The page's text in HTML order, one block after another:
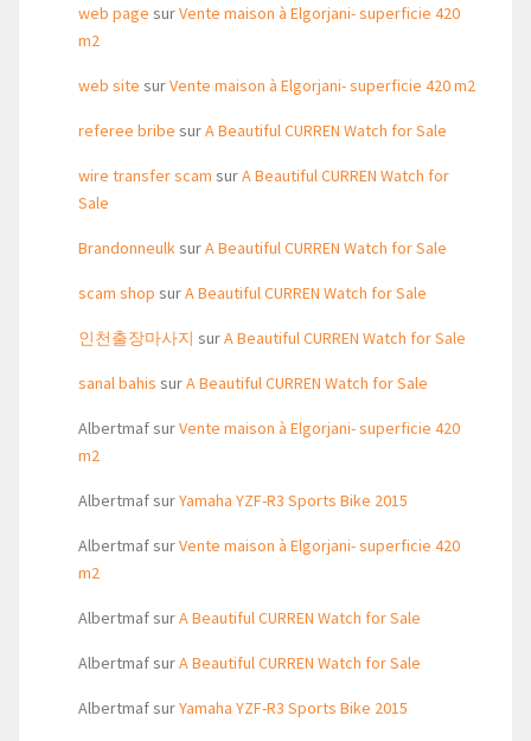
web page surVente maison à Elgorjani- superficie 420
m2
web site surVente maison à Elgorjani- superficie 420 m2
referee bribe surA Beautiful CURREN Watch for Sale
wire transfer scam surA Beautiful CURREN Watch for
Sale
BrandonneulksurA Beautiful CURREN Watch for Sale
scam shop surA Beautiful CURREN Watch for Sale
인천출장마사지 surA Beautiful CURREN Watch for Sale
sanal bahis surA Beautiful CURREN Watch for Sale
AlbertmafsurVente maison à Elgorjani- superficie 420
m2
AlbertmafsurYamaha YZF-R3 Sports Bike 2015
AlbertmafsurVente maison à Elgorjani- superficie 420
m2
AlbertmafsurA Beautiful CURREN Watch for Sale
AlbertmafsurA Beautiful CURREN Watch for Sale
AlbertmafsurYamaha YZF-R3 Sports Bike 2015